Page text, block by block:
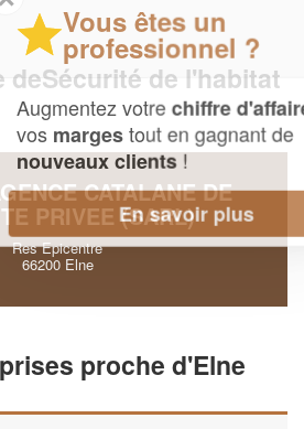
deSécurité de l'habitat
CATALANE DE
PRIVEE (SARL)
Res Epicentre
66200 Elne
proche d'Elne
Vous êtes un
professionnel ?
votrechiffre d'affaireset
tout en gagnant de
clients!
En savoir plus